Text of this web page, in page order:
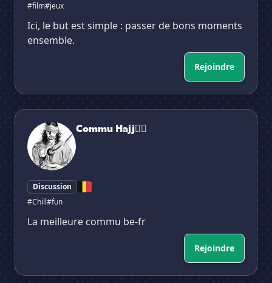
#film#jeux
Ici, le but est simple : passer de bons moments
ensemble.
Rejoindre
Commu Hajj✌🏻
Commu Hajj✌🏻
Discussion
#Chill#fun
La meilleure commu be-fr
Rejoindre